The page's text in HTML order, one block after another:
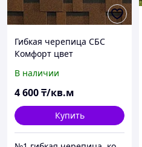
Гибкая черепица СБС
Комфорт цвет
Гарантия 30 лет
В наличии
4 600₸/кв.м
Купить